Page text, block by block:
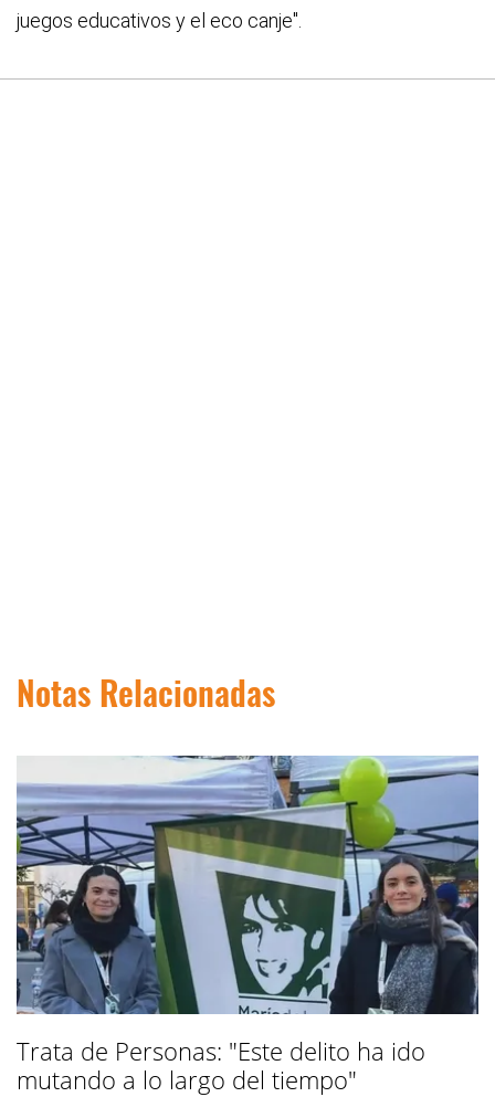
juegos educativos y el eco canje".
Notas Relacionadas
Trata de Personas: "Este delito ha ido
mutando a lo largo del tiempo"